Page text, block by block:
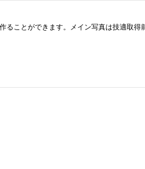
ことができます。メイン写真は技適取得